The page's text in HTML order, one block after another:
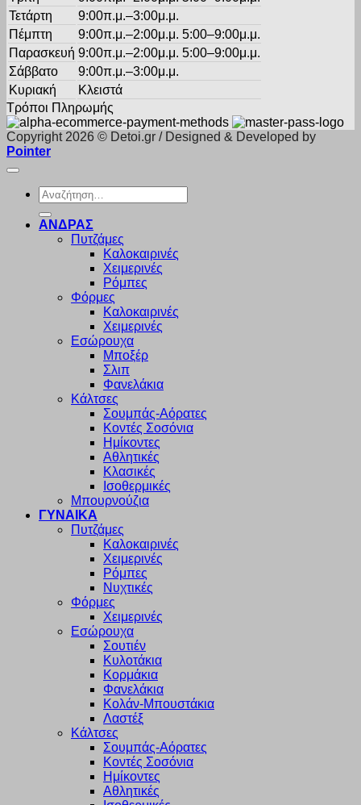
Τετάρτη
9:00π.μ.–3:00μ.μ.
Πέμπτη
9:00π.μ.–2:00μ.μ. 5:00–9:00μ.μ.
Παρασκευή 9:00π.μ.–2:00μ.μ. 5:00–9:00μ.μ.
Σάββατο
9:00π.μ.–3:00μ.μ.
Κυριακή
Κλειστά
Τρόποι Πληρωμής
Copyright 2026 © Detoi.gr / Designed & Developed by
Pointer
Αναζήτηση
για:
ΑΝΔΡΑΣ
Πυτζάμες
Καλοκαιρινές
Χειμερινές
Ρόμπες
Φόρμες
Καλοκαιρινές
Χειμερινές
Εσώρουχα
Μποξέρ
Σλιπ
Φανελάκια
Κάλτσες
Σουμπάς-Αόρατες
Κοντές Σοσόνια
Ημίκοντες
Αθλητικές
Κλασικές
Ισοθερμικές
Μπουρνούζια
ΓΥΝΑΙΚΑ
Πυτζάμες
Καλοκαιρινές
Χειμερινές
Ρόμπες
Νυχτικές
Φόρμες
Χειμερινές
Εσώρουχα
Σουτιέν
Κυλοτάκια
Κορμάκια
Φανελάκια
Κολάν-Μπουστάκια
Λαστέξ
Κάλτσες
Σουμπάς-Αόρατες
Κοντές Σοσόνια
Ημίκοντες
Αθλητικές